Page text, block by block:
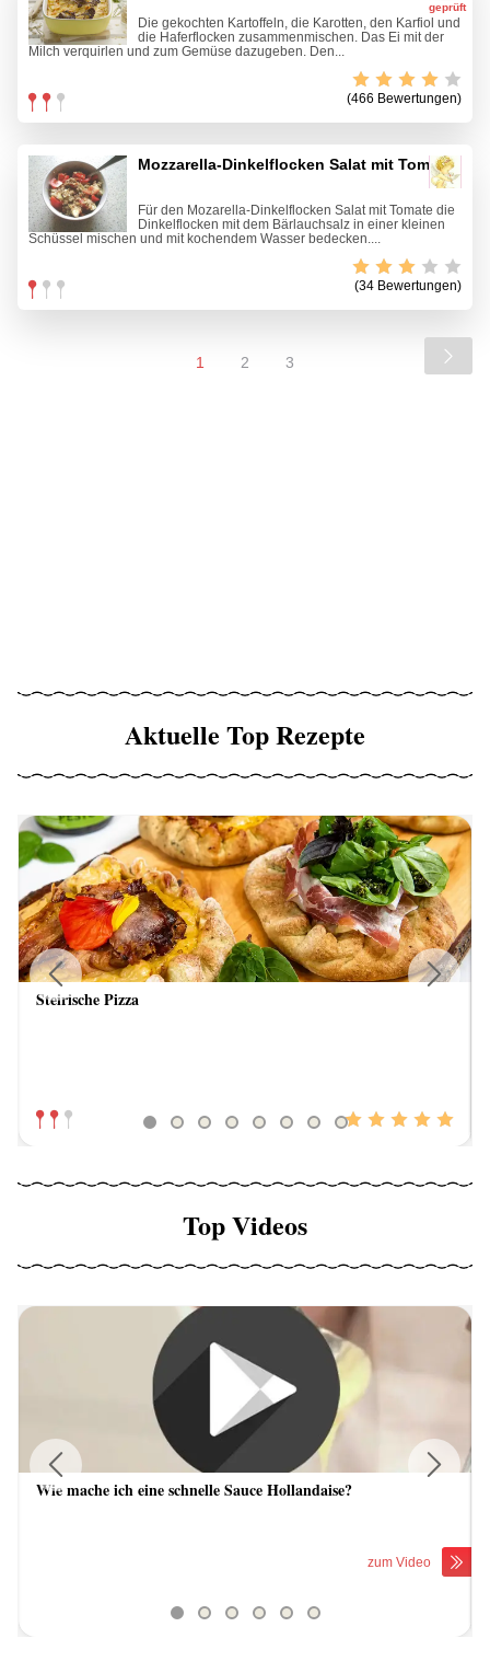
geprüft
Die gekochten Kartoffeln, die Karotten, den Karfiol und
die Haferflocken zusammenmischen. Das Ei mit der
Milch verquirlen und zum Gemüse dazugeben. Den...
(466 Bewertungen)
Mozzarella-Dinkelflocken Salat mit Tomate
Für den Mozarella-Dinkelflocken Salat mit Tomate die
Dinkelflocken mit dem Bärlauchsalz in einer kleinen
Schüssel mischen und mit kochendem Wasser bedecken....
(34 Bewertungen)
1 2 3
Aktuelle Top Rezepte
Steirische Pizza
Previous
Top Videos
Wie mache ich eine schnelle Sauce Hollandaise?
zum Video
Previous